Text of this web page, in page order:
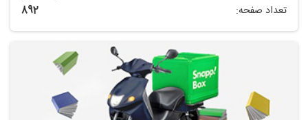
تعداد صفحه:
892